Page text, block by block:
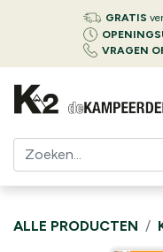
GRATIS
VRAGEN
ALLE PRODUCTEN